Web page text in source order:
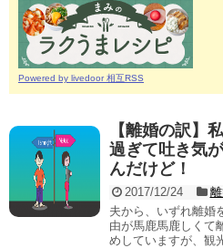
Powered by livedoor 相互RSS
【離婚の訳】
過ぎて吐き気
んだけど！
2017/12/24
夫から、いずれ離婚
由が馬鹿馬鹿しくて
めしていますが、観